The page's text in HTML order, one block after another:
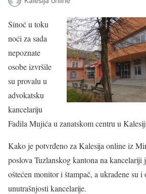
Sinoć u toku
noći za sada
nepoznate
osobe izvršile
su provalu u
advokatsku
kancelariju
Fadila Mujića u zanatskom centru u
Kako je potvrđeno za Kalesija online iz
poslova Tuzlanskog kantona na kancelariji
oštećen monitor i štampač, a ukradene su i
unutrašnjosti kancelarije.